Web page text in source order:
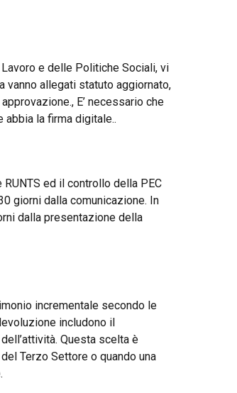
e delle Politiche Sociali, vi
vanno allegati statuto aggiornato,
E’ necessario che
la firma digitale..
ed il controllo della PEC
giorni dalla comunicazione. In
dalla presentazione della
incrementale secondo le
includono il
Questa scelta è
Terzo Settore o quando una